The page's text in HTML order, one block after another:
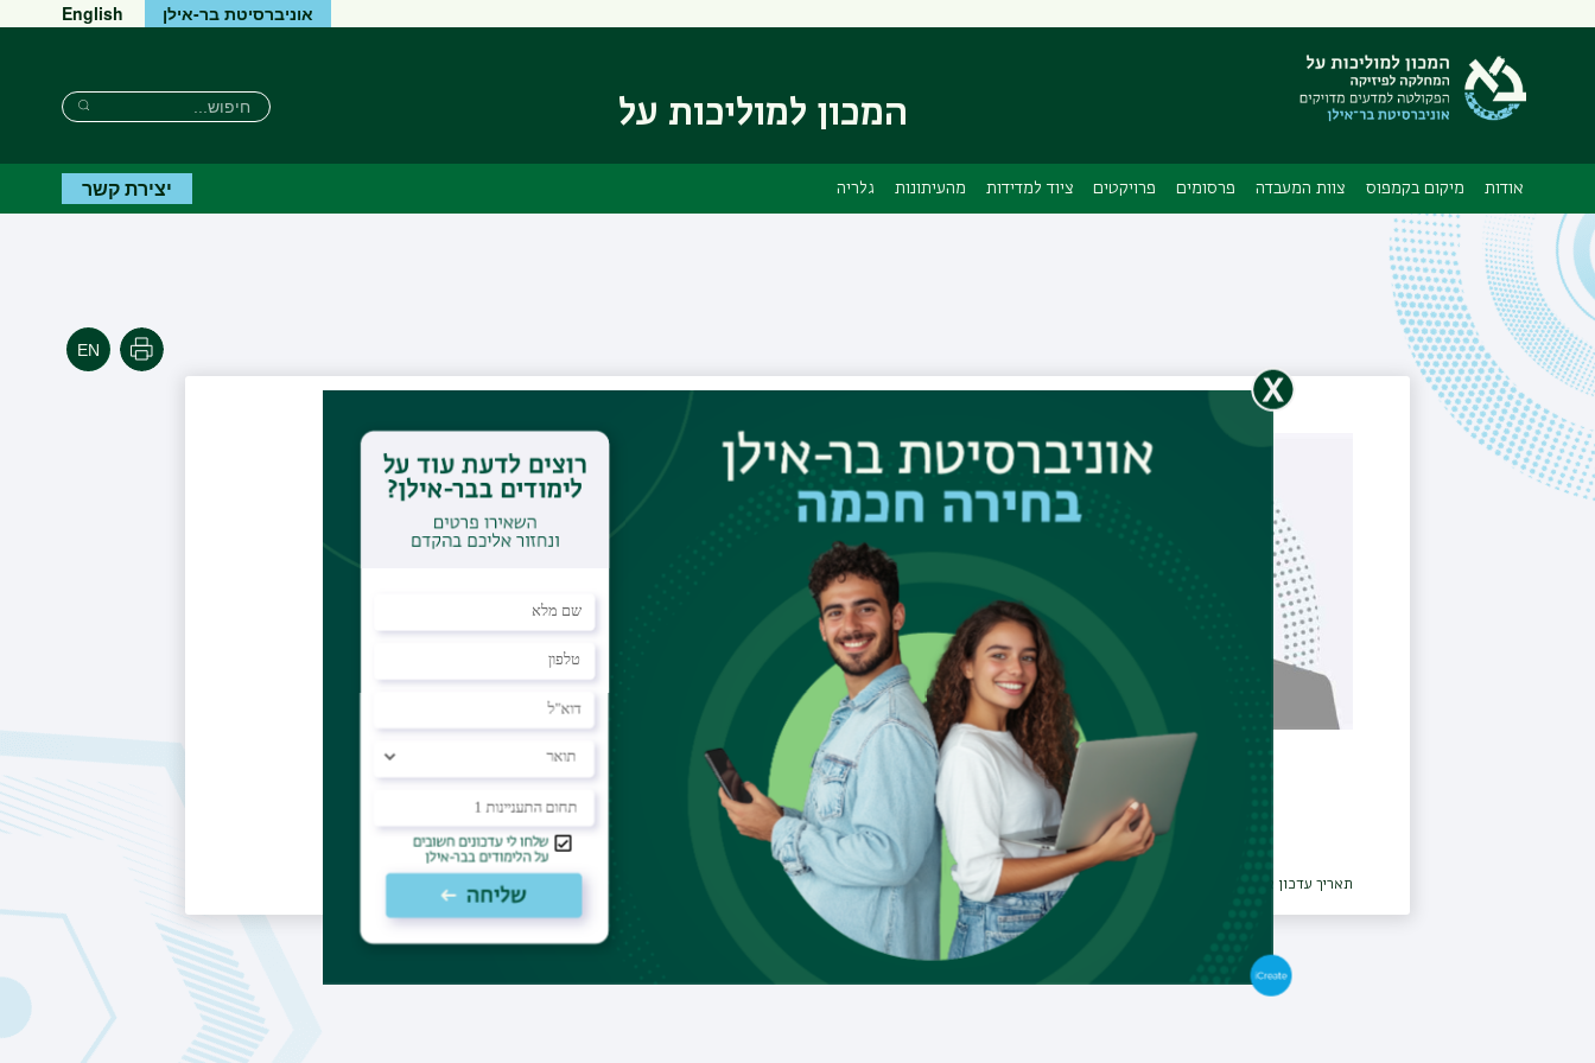
ראשי
אוניברסיטת בר-אילן English
המכון למוליכות על חיפוש
חיפוש
חיפוש
אודות מיקום בקמפוס צוות המעבדה פרסומים פרויקטים ציוד למדידות מהעיתונות גלריה יצירת קשר
הדפסה
מסטרנט
מר אלעד בר
052-6388181
דוא"ל
תאריך עדכון אחרון : 13/03/2025